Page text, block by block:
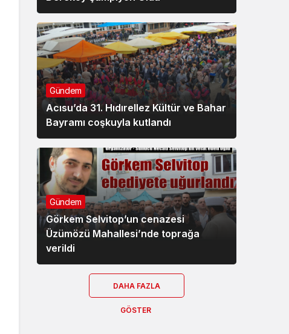
Gündem
Acısu’da 31. Hıdırellez Kültür ve Bahar
Bayramı coşkuyla kutlandı
Gündem
Görkem Selvitop’un cenazesi
Üzümözü Mahallesi’nde toprağa
verildi
DAHA FAZLA
GÖSTER